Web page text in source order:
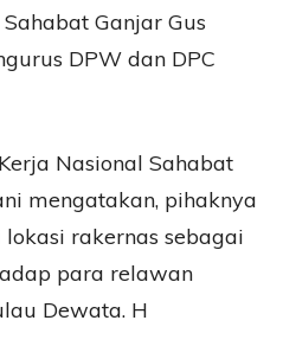
Ganjar Gus
DPW dan DPC
Nasional Sahabat
mengatakan, pihaknya
rakernas sebagai
para relawan
Dewata. H